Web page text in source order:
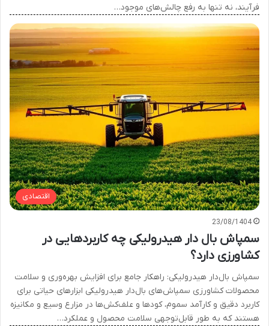
فرآیند، نه تنها به رفع چالش‌های موجود…
اقتصادی
23/08/1404
سمپاش بال دار هیدرولیکی چه کاربردهایی در
کشاورزی دارد؟
سمپاش بال‌دار هیدرولیکی: راهکار جامع برای افزایش بهره‌وری و سلامت
محصولات کشاورزی سمپاش‌های بال‌دار هیدرولیکی ابزارهای حیاتی برای
کاربرد دقیق و کارآمد سموم، کودها و علف‌کش‌ها در مزارع وسیع و مکانیزه
هستند که به طور قابل‌توجهی سلامت محصول و عملکرد…